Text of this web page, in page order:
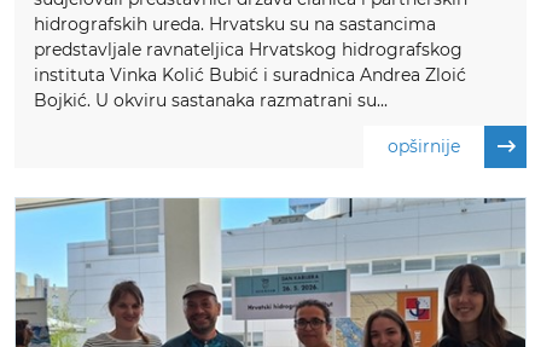
hidrografskih ureda. Hrvatsku su na sastancima
predstavljale ravnateljica Hrvatskog hidrografskog
instituta Vinka Kolić Bubić i suradnica Andrea Zloić
Bojkić. U okviru sastanaka razmatrani su...
opširnije